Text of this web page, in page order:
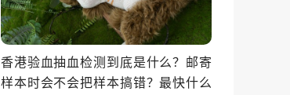
香港验血抽血检测到底是什么？邮寄
样本时会不会把样本搞错？最快什么